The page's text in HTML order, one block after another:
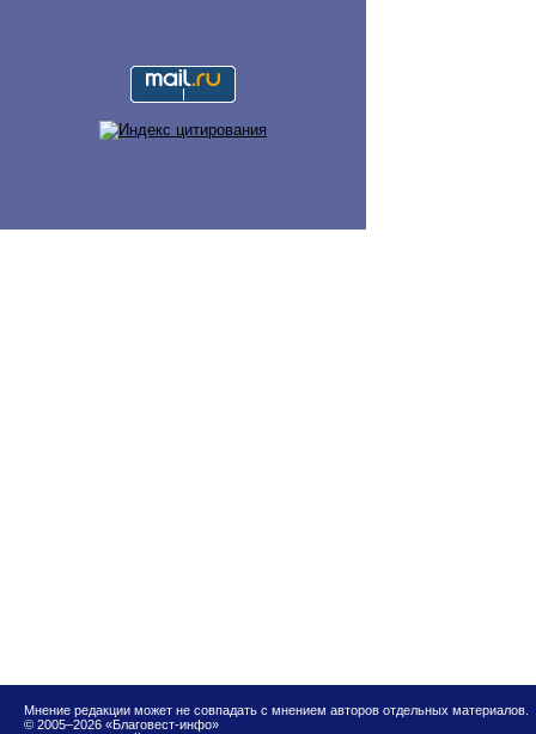
Мнение редакции может не совпадать с мнением авторов отдельных материалов.
© 2005–2026 «Благовест-инфо»